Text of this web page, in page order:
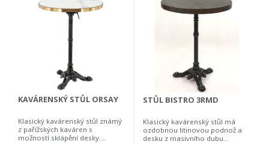
KAVÁRENSKÝ STŮL ORSAY
Klasický kavárenský stůl známý
z pařížských kaváren s
možností sklápění desky....
STŮL BISTRO 3RMD
Klasický kavárenský stůl má
ozdobnou litinovou podnož a
desku z masivního dubu...